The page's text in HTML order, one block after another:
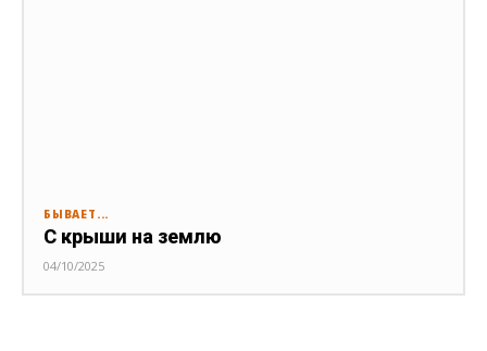
БЫВАЕТ...
С крыши на землю
04/10/2025